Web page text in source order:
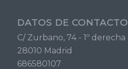
DATOS DE CONTACTO
C/ Zurbano, 74 - 1º derecha
28010 Madrid
686580107